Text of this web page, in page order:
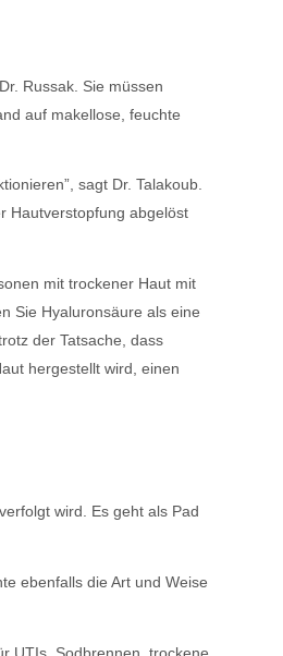
Russak. Sie müssen
auf makellose, feuchte
sagt Dr. Talakoub.
Hautverstopfung abgelöst
mit trockener Haut mit
Sie Hyaluronsäure als eine
der Tatsache, dass
hergestellt wird, einen
wird. Es geht als Pad
ebenfalls die Art und Weise
UTIs, Sodbrennen, trockene